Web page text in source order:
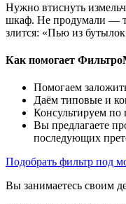
Нужно втиснуть
шкаф. Не продумали —
злится: «Пью из бутылок
Как помогает
Помогаем
Даём типовые и
Консультируем по
Вы предлагаете
последующих
Подобрать фильтр под
Вы занимаетесь своим